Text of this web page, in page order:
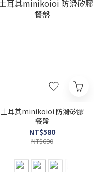
土耳其minikoioi 防滑矽膠
餐盤
NT$580
NT$690